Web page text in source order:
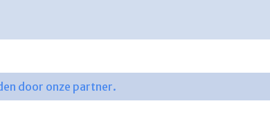
door onze partner.